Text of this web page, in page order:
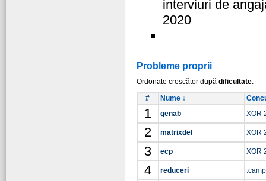
interviuri de
2020
Probleme proprii
Ordonate crescător după dificultate.
#
Nume ↓
1 genab XOR
2 matrixdel XOR
3 ecp XOR
4 reduceri